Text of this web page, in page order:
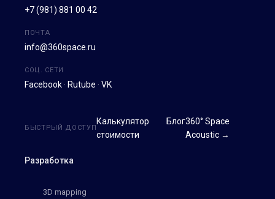
+7 (981) 881 00 42
ПОЧТА
info@360space.ru
СОЦ. СЕТИ
Facebook · Rutube · VK
Разработка
3D mapping
БЫСТРЫЙ ДОСТУП
Калькулятор
стоимости
Блог360° Space
Acoustic →